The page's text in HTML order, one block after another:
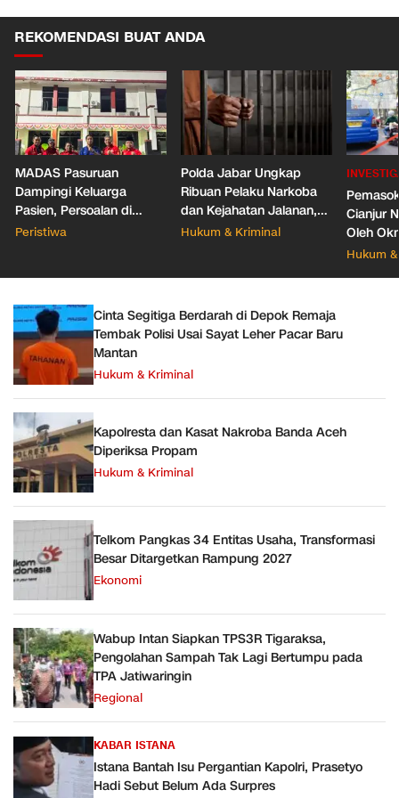
REKOMENDASI BUAT ANDA
MADAS Pasuruan
Dampingi Keluarga
Pasien, Persoalan di
RSUD dr. Soedarsono
Peristiwa
Polda Jabar Ungkap
Ribuan Pelaku Narkoba
dan Kejahatan Jalanan,
Sita 2,7 Juta Obat Keras
Hukum & Kriminal
Cianjur
Oleh
Propam
Hukum
Cinta Segitiga Berdarah di Depok Remaja
Tembak Polisi Usai Sayat Leher Pacar Baru
Mantan
Hukum & Kriminal
Kapolresta dan Kasat Nakroba Banda Aceh
Diperiksa Propam
Hukum & Kriminal
Telkom Pangkas 34 Entitas Usaha, Transformasi
Besar Ditargetkan Rampung 2027
Ekonomi
Wabup Intan Siapkan TPS3R Tigaraksa,
Pengolahan Sampah Tak Lagi Bertumpu pada
TPA Jatiwaringin
Regional
KABAR ISTANA
Istana Bantah Isu Pergantian Kapolri, Prasetyo
Hadi Sebut Belum Ada Surpres